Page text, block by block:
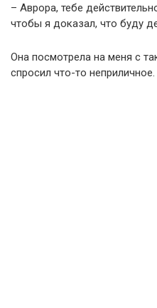
– Аврора, тебе
чтобы я доказал, что буду
Она посмотрела на меня с
спросил что-то неприличное.